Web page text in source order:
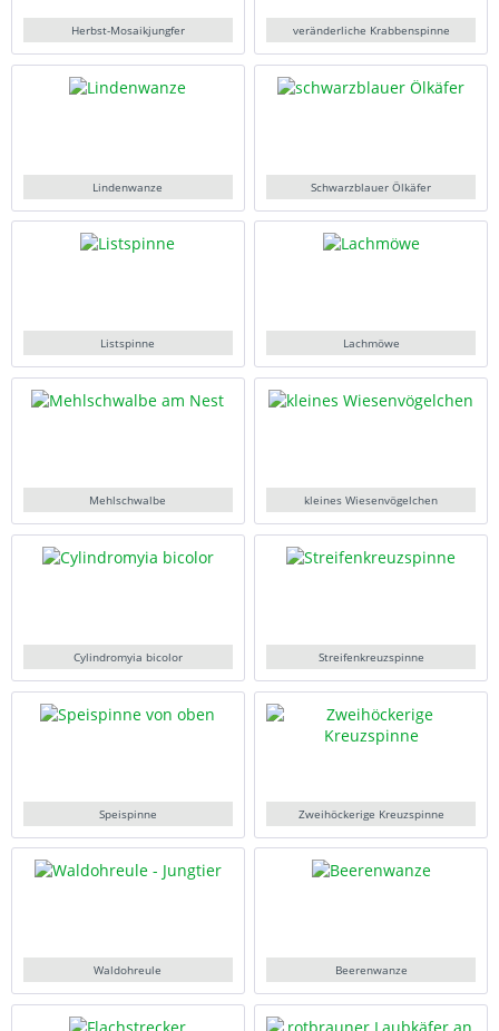
Herbst-Mosaikjungfer veränderliche Krabbenspinne
Lindenwanze Schwarzblauer Ölkäfer
Listspinne Lachmöwe
Mehlschwalbe kleines Wiesenvögelchen
Cylindromyia bicolor Streifenkreuzspinne
Speispinne Zweihöckerige Kreuzspinne
Waldohreule Beerenwanze